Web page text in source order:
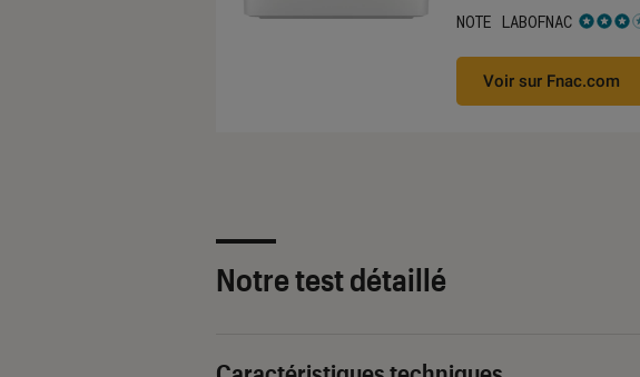
NOTE LABOFNAC
Noté 3 étoiles sur 5
Voir sur Fnac.com
Notre test détaillé